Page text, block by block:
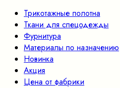
Трикотажные полотна
Ткани для спецодежды
Фурнитура
Материалы по назначению
Новинка
Акция
Цена от фабрики